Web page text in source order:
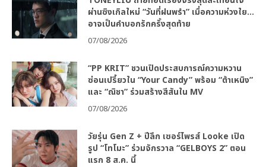
ผ่านซิงเกิลใหม่ “วันที่ฝนพรำ” เมื่อความห่วงใย…
อาจเป็นคำบอกรักครั้งสุดท้าย
07/08/2026
“PP KRIT” ชวนเปิดประสบการณ์ความหวาน
ซ่อนเปรี้ยวใน “Your Candy” พร้อม “ต้าเหนิง”
และ “ณิชา” ร่วมสร้างสีสันใน MV
07/08/2026
วัยรุ่น Gen Z + ปีลึก เซอร์ไพรส์ Looke เปิด
รูป “โทโมะ” ร่วมจักรวาล “GELBOYS 2” ตอน
แรก 8 ส.ค. นี้